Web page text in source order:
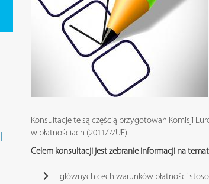
Konsultacje te są częścią przygotowań Komisji
w płatnościach (2011/7/UE).
Celem konsultacji jest zebranie informacji na
głównych cech warunków płatności